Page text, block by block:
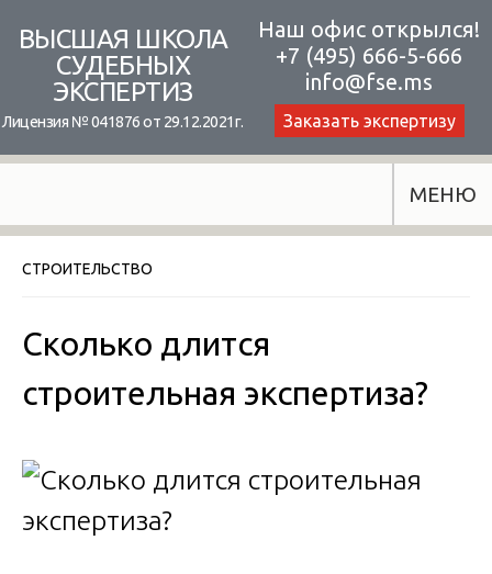
content
ВЫСШАЯ ШКОЛА
СУДЕБНЫХ
ЭКСПЕРТИЗ
Лицензия № 041876 от 29.12.2021г.
Наш офис открылся!
+7 (495) 666-5-666
info@fse.ms
Заказать экспертизу
МЕНЮ
СТРОИТЕЛЬСТВО
Сколько длится
строительная экспертиза?